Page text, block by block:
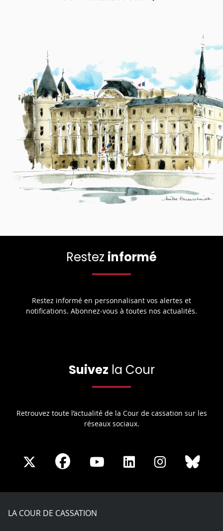
Restez informé
Restez informé en personnalisant vos alertes et
notifications. Abonnez-vous à toutes nos actualités.
Suivez la Cour
Retrouvez toute l’actualité de la Cour de cassation sur les
réseaux sociaux.
Share
X
Share
Facebook
Share
Youtube
Share
LinkedIn
Share
Instagram
LA COUR DE CASSATION